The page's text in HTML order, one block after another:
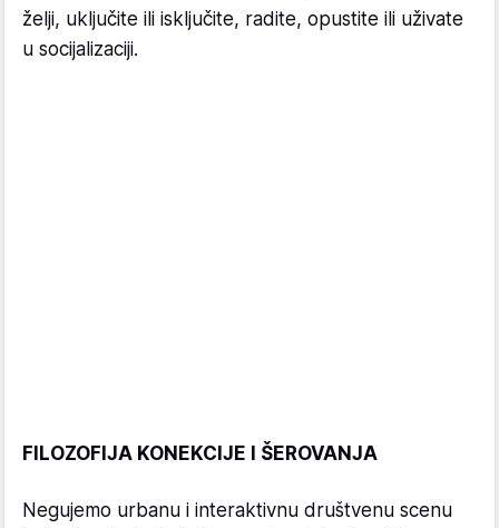
želji, uključite ili isključite, radite, opustite ili uživate
u socijalizaciji.
FILOZOFIJA KONEKCIJE I ŠEROVANJA
Negujemo urbanu i interaktivnu društvenu scenu